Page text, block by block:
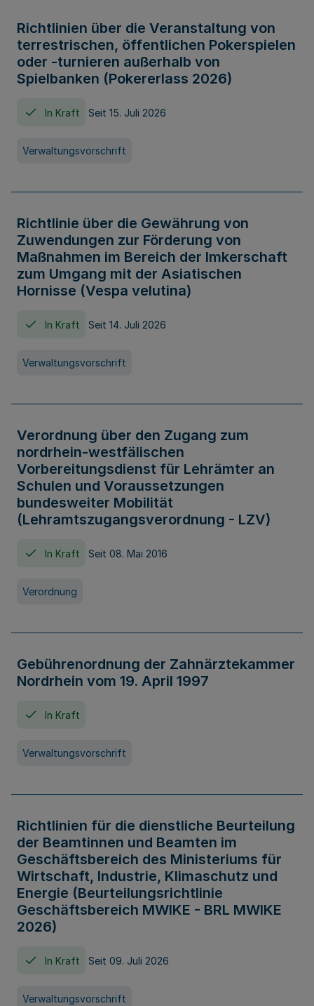
Richtlinien über die Veranstaltung von
terrestrischen, öffentlichen Pokerspielen
oder -turnieren außerhalb von
Spielbanken (Pokererlass 2026)
In Kraft Seit 15. Juli 2026
Verwaltungsvorschrift
Richtlinie über die Gewährung von
Zuwendungen zur Förderung von
Maßnahmen im Bereich der Imkerschaft
zum Umgang mit der Asiatischen
Hornisse (Vespa velutina)
In Kraft Seit 14. Juli 2026
Verwaltungsvorschrift
Verordnung über den Zugang zum
nordrhein-westfälischen
Vorbereitungsdienst für Lehrämter an
Schulen und Voraussetzungen
bundesweiter Mobilität
(Lehramtszugangsverordnung - LZV)
In Kraft Seit 08. Mai 2016
Verordnung
Gebührenordnung der Zahnärztekammer
Nordrhein vom 19. April 1997
In Kraft
Verwaltungsvorschrift
Richtlinien für die dienstliche Beurteilung
der Beamtinnen und Beamten im
Geschäftsbereich des Ministeriums für
Wirtschaft, Industrie, Klimaschutz und
Energie (Beurteilungsrichtlinie
Geschäftsbereich MWIKE - BRL MWIKE
2026)
In Kraft Seit 09. Juli 2026
Verwaltungsvorschrift